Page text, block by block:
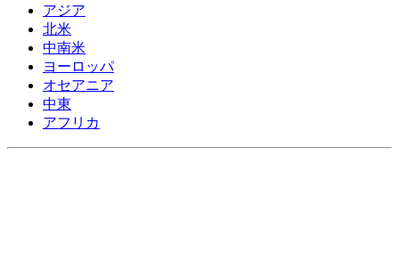
アジア
北米
中南米
ヨーロッパ
オセアニア
中東
アフリカ